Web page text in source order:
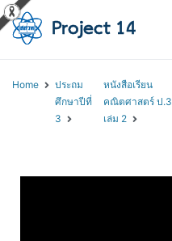
Home
ประถม
ศึกษาปีที่
3
หนังสือเรียน
คณิตศาสตร์ ป.3
เล่ม 2